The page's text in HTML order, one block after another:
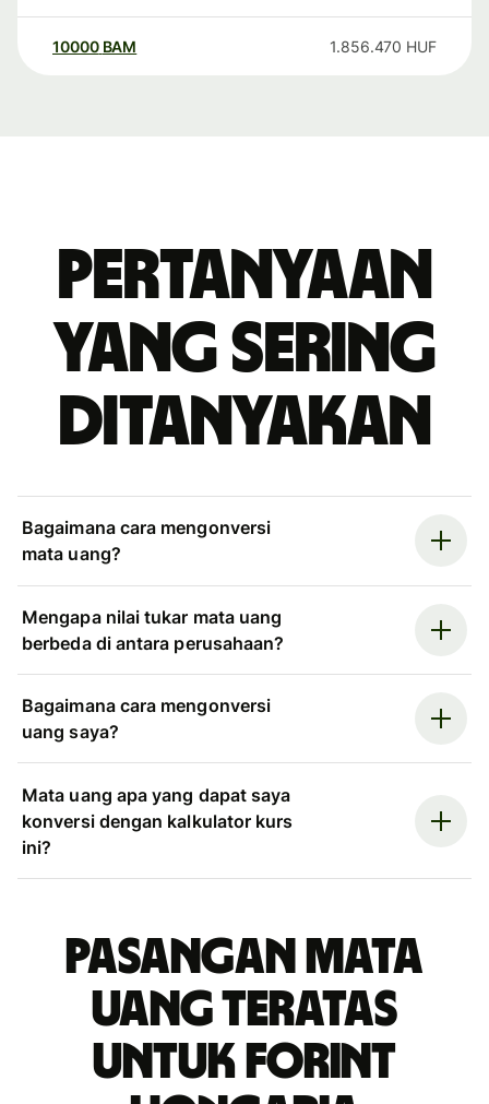
10000 BAM 1.856.470 HUF
Pertanyaan
yang sering
ditanyakan
Bagaimana cara mengonversi
mata uang?
Mengapa nilai tukar mata uang
berbeda di antara perusahaan?
Bagaimana cara mengonversi
uang saya?
Mata uang apa yang dapat saya
konversi dengan kalkulator kurs
ini?
Pasangan mata
uang teratas
untuk forint